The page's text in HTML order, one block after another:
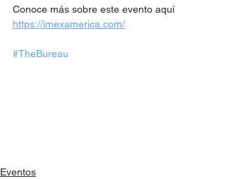
Conoce más sobre este evento aquí
https://imexamerica.com/
#TheBureau
Eventos